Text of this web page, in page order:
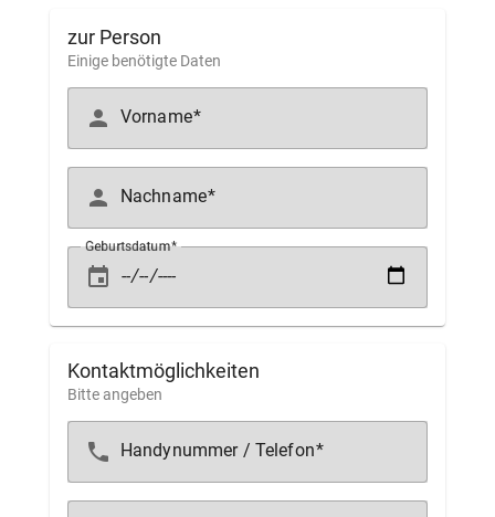
zur Person
Einige benötigte Daten
person Vorname
person Nachname
event
Geburtsdatum
Kontaktmöglichkeiten
Bitte angeben
phone Handynummer / Telefon